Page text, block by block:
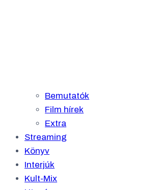
Bemutatók
Film hírek
Extra
Streaming
Könyv
Interjúk
Kult-Mix